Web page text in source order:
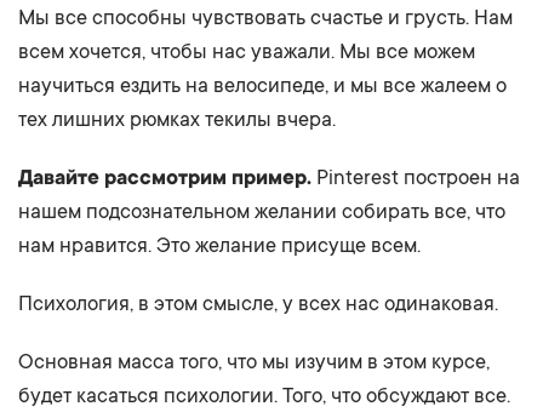
Мы все способны чувствовать счастье и грусть. Нам
всем хочется, чтобы нас уважали. Мы все можем
научиться ездить на велосипеде, и мы все жалеем о
тех лишних рюмках текилы вчера.
Давайте рассмотрим пример. Pinterest построен на
нашем подсознательном желании собирать все, что
нам нравится. Это желание присуще всем.
Психология, в этом смысле, у всех нас одинаковая.
Основная масса того, что мы изучим в этом курсе,
будет касаться психологии. Того, что обсуждают все.